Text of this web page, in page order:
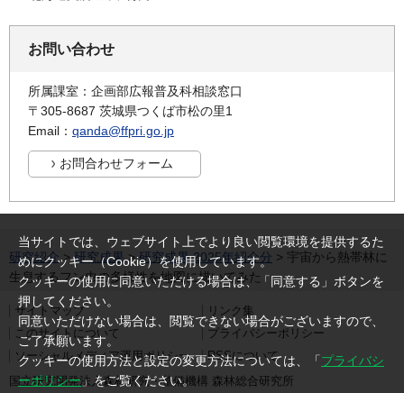
お問い合わせ
所属課室：企画部広報普及科相談窓口
〒305-8687 茨城県つくば市松の里1
Email： qanda@ffpri.go.jp
研究紹介>研究成果>研究成果 2025年紹介分 > 宇宙から熱帯林に
生息するフン虫の多様性を地図に描いてみた
サイトマップ
リンク集
このサイトについて
プライバシーポリシー
ソーシャルメディア運用ポリシー
RSSについて
国立研究開発法人森林研究・整備機構 森林総合研究所
当サイトでは、ウェブサイト上でより良い閲覧環境を提供するた
めにクッキー（Cookie）を使用しています。
クッキーの使用に同意いただける場合は、「同意する」ボタンを
押してください。
同意いただけない場合は、閲覧できない場合がございますので、
ご了承願います。
クッキーの使用方法と設定の変更方法については、「プライバシ
ーポリシー」をご覧ください。